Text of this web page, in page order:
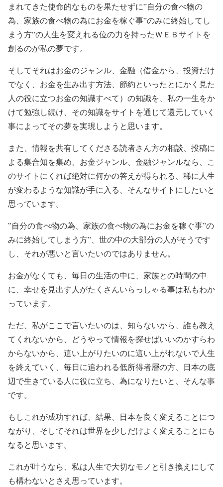
まれてきた使命的なものを果たせずに”自分の食べ物の
為、家族の食べ物の為にお金を稼ぐ事”のみに終始してし
まう方”の人生を変えれる位の力を持ったＷＥＢサイトを
創るのが私の夢です。
そしてそれはお金のジャンル、金融（借金から、投資だけ
でなく、お金を生み出す方法、節約といったとにかく見た
人の役に立つお金の知識すべて）の知識を、私の一生をか
けて勉強し続け、その知識をサイトを通じて還元していく
事によってその夢を実現しようと思います。
また、情報を共有してくださる読者さん方の相談、投稿に
よる集合知を集め、お金ジャンル、金融ジャンルなら、こ
のサイトにくれば絶対に何かの答えが得られる、稀に人生
が変わるような知識が手に入る、そんなサイトにしたいと
思っています。
”自分の食べ物の為、家族の食べ物の為にお金を稼ぐ事”の
みに終始してしまう方”、世の中の大部分の人がそうです
し、それが悪いと言いたいのではありません。
お金がなくても、毎日の生活の中に、家族との時間の中
に、幸せを見出す人がたくさんいらっしゃる事は私もわか
っています。
ただ、私がここで言いたいのは、知らないから、誰も教え
てくれないから、どうやって情報を探せばいいのかすらわ
からないから、 這い上がりたいのに這い上がれないで人生
を終えていく、毎日に追われる低所得者層の方、日本の底
辺で生きている人に役に立ち、為になりたいと、そんな事
です。
もしこれが成功すれば、結果、日本を良く変えることにつ
ながり、そしてそれは世界を少しだけよく変えることにも
なると思います。
これが叶うなら、私は人生で大切なモノと引き換えにして
も構わないとさえ思っています。